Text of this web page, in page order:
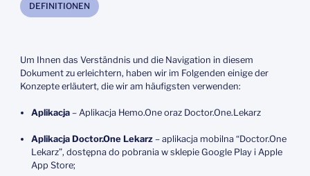
DEFINITIONEN
Um Ihnen das Verständnis und die Navigation in diesem
Dokument zu erleichtern, haben wir im Folgenden einige der
Konzepte erläutert, die wir am häufigsten verwenden:
Aplikacja – Aplikacja Hemo.One oraz Doctor.One.Lekarz
Aplikacja Doctor.One Lekarz – aplikacja mobilna “Doctor.One
Lekarz”, dostępna do pobrania w sklepie Google Play i Apple
App Store;